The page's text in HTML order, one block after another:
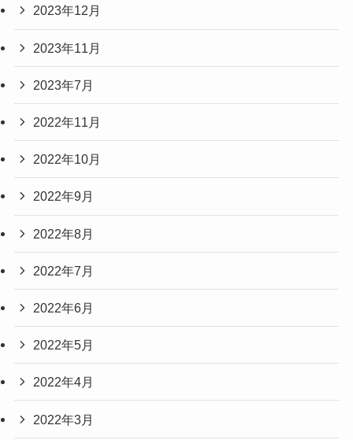
2023年12月
2023年11月
2023年7月
2022年11月
2022年10月
2022年9月
2022年8月
2022年7月
2022年6月
2022年5月
2022年4月
2022年3月